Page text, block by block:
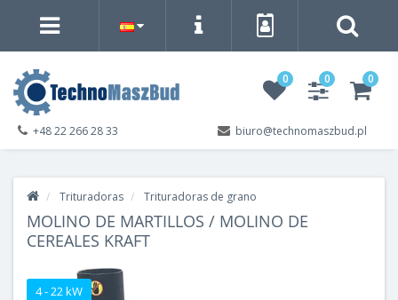
0 0 0
biuro@technomaszbud.pl
+48 22 266 28 33
Trituradoras Trituradoras de grano
MOLINO DE MARTILLOS / MOLINO DE
CEREALES KRAFT
4 - 22 kW